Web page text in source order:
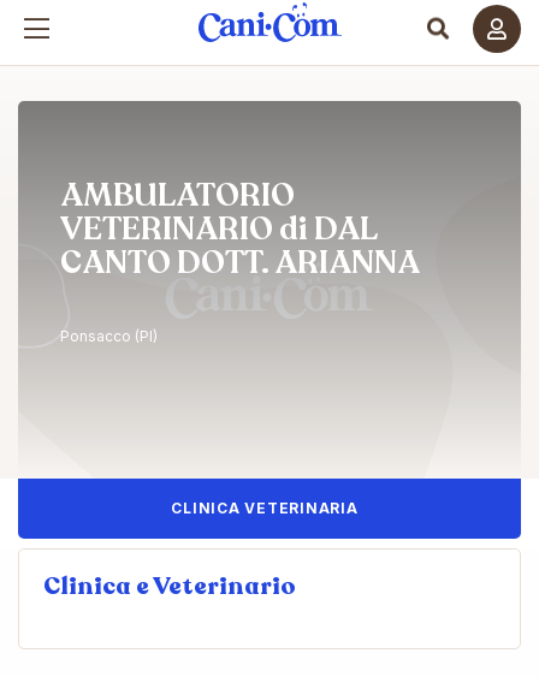
AMBULATORIO
VETERINARIO di DAL
CANTO DOTT. ARIANNA
Ponsacco (PI)
CLINICA VETERINARIA
Clinica e Veterinario